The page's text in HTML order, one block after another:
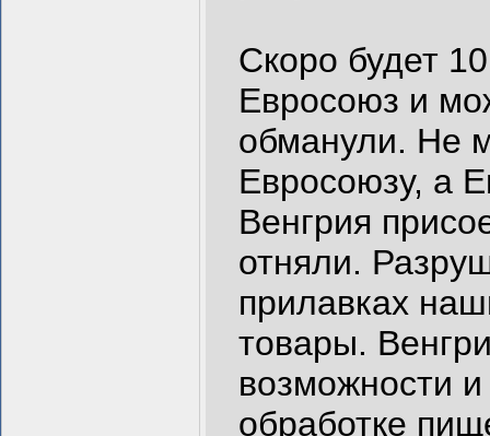
Скоро будет
Евросоюз и
обманули. Не
Евросоюзу, а
Венгрия
отняли.
прилавках
товары.
возможности
обработке